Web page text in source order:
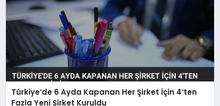
Türkiye’de 6 Ayda Kapanan Her Şirket İçin 4’ten
Fazla Yeni Şirket Kuruldu